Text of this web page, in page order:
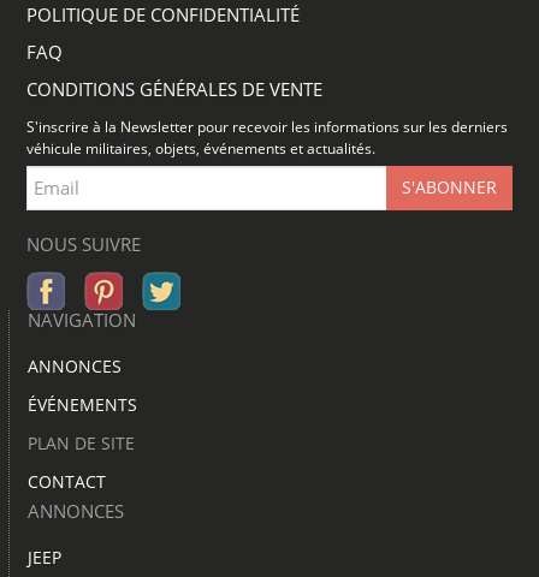
POLITIQUE DE CONFIDENTIALITÉ
FAQ
CONDITIONS GÉNÉRALES DE VENTE
S'inscrire à la Newsletter pour recevoir les informations sur les derniers
véhicule militaires, objets, événements et actualités.
NOUS SUIVRE
NAVIGATION
ANNONCES
ÉVÉNEMENTS
PLAN DE SITE
CONTACT
ANNONCES
JEEP